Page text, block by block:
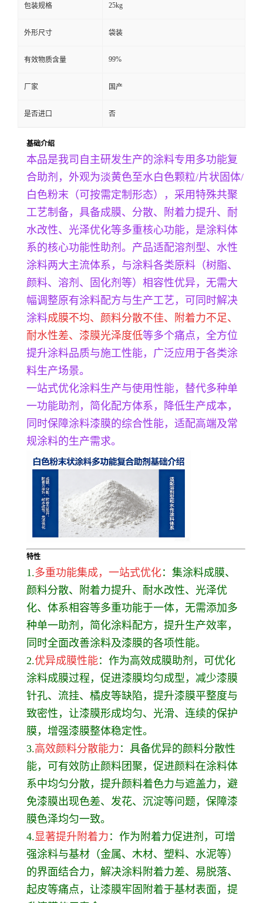
包装规格 25kg
外形尺寸 袋装
有效物质含量 99%
厂家 国产
是否进口 否
基础介绍
本品是我司自主研发生产的涂料专用多功能复
合助剂，外观为淡黄色至水白色颗粒/片状固体/
白色粉末（可按需定制形态），采用特殊共聚
工艺制备，具备成膜、分散、附着力提升、耐
水改性、光泽优化等多重核心功能，是涂料体
系的核心功能性助剂。产品适配溶剂型、水性
涂料两大主流体系，与涂料各类原料（树脂、
颜料、溶剂、固化剂等）相容性优异，无需大
幅调整原有涂料配方与生产工艺，可同时解决
涂料成膜不均、颜料分散不佳、附着力不足、
耐水性差、漆膜光泽度低等多个痛点，全方位
提升涂料品质与施工性能，广泛应用于各类涂
料生产场景。
一站式优化涂料生产与使用性能，替代多种单
一功能助剂，简化配方体系，降低生产成本，
同时保障涂料漆膜的综合性能，适配高端及常
规涂料的生产需求。
特性
1.多重功能集成，一站式优化：集涂料成膜、
颜料分散、附着力提升、耐水改性、光泽优
化、体系相容等多重功能于一体，无需添加多
种单一助剂，简化涂料配方，提升生产效率，
同时全面改善涂料及漆膜的各项性能。
2.优异成膜性能：作为高效成膜助剂，可优化
涂料成膜过程，促进漆膜均匀成型，减少漆膜
针孔、流挂、橘皮等缺陷，提升漆膜平整度与
致密性，让漆膜形成均匀、光滑、连续的保护
膜，增强漆膜整体稳定性。
3.高效颜料分散能力 ：具备优异的颜料分散性
能，可有效防止颜料团聚，促进颜料在涂料体
系中均匀分散，提升颜料着色力与遮盖力，避
免漆膜出现色差、发花、沉淀等问题，保障漆
膜色泽均匀一致。
4.显著提升附着力 ：作为附着力促进剂，可增
强涂料与基材（金属、木材、塑料、水泥等）
的界面结合力，解决涂料附着力差、易脱落、
起皮等痛点，让漆膜牢固附着于基材表面，提